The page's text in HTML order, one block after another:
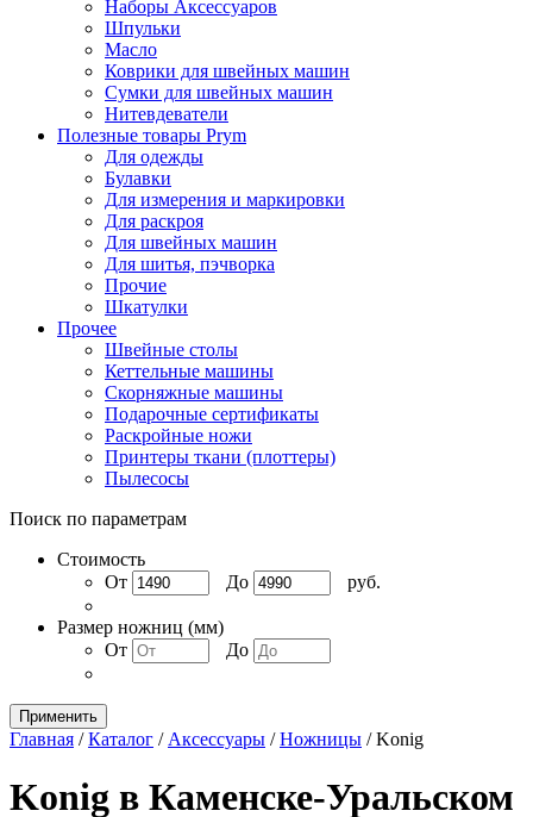
Наборы Аксессуаров
Шпульки
Масло
Коврики для швейных машин
Сумки для швейных машин
Нитевдеватели
Полезные товары Prym
Для одежды
Булавки
Для измерения и маркировки
Для раскроя
Для швейных машин
Для шитья, пэчворка
Прочие
Шкатулки
Прочее
Швейные столы
Кеттельные машины
Скорняжные машины
Подарочные сертификаты
Раскройные ножи
Принтеры ткани (плоттеры)
Пылесосы
Поиск по параметрам
Стоимость
От
До руб.
Размер ножниц (мм)
От
До
Применить
Главная /Каталог / Аксессуары /Ножницы /Konig
Konig в Каменске-Уральском